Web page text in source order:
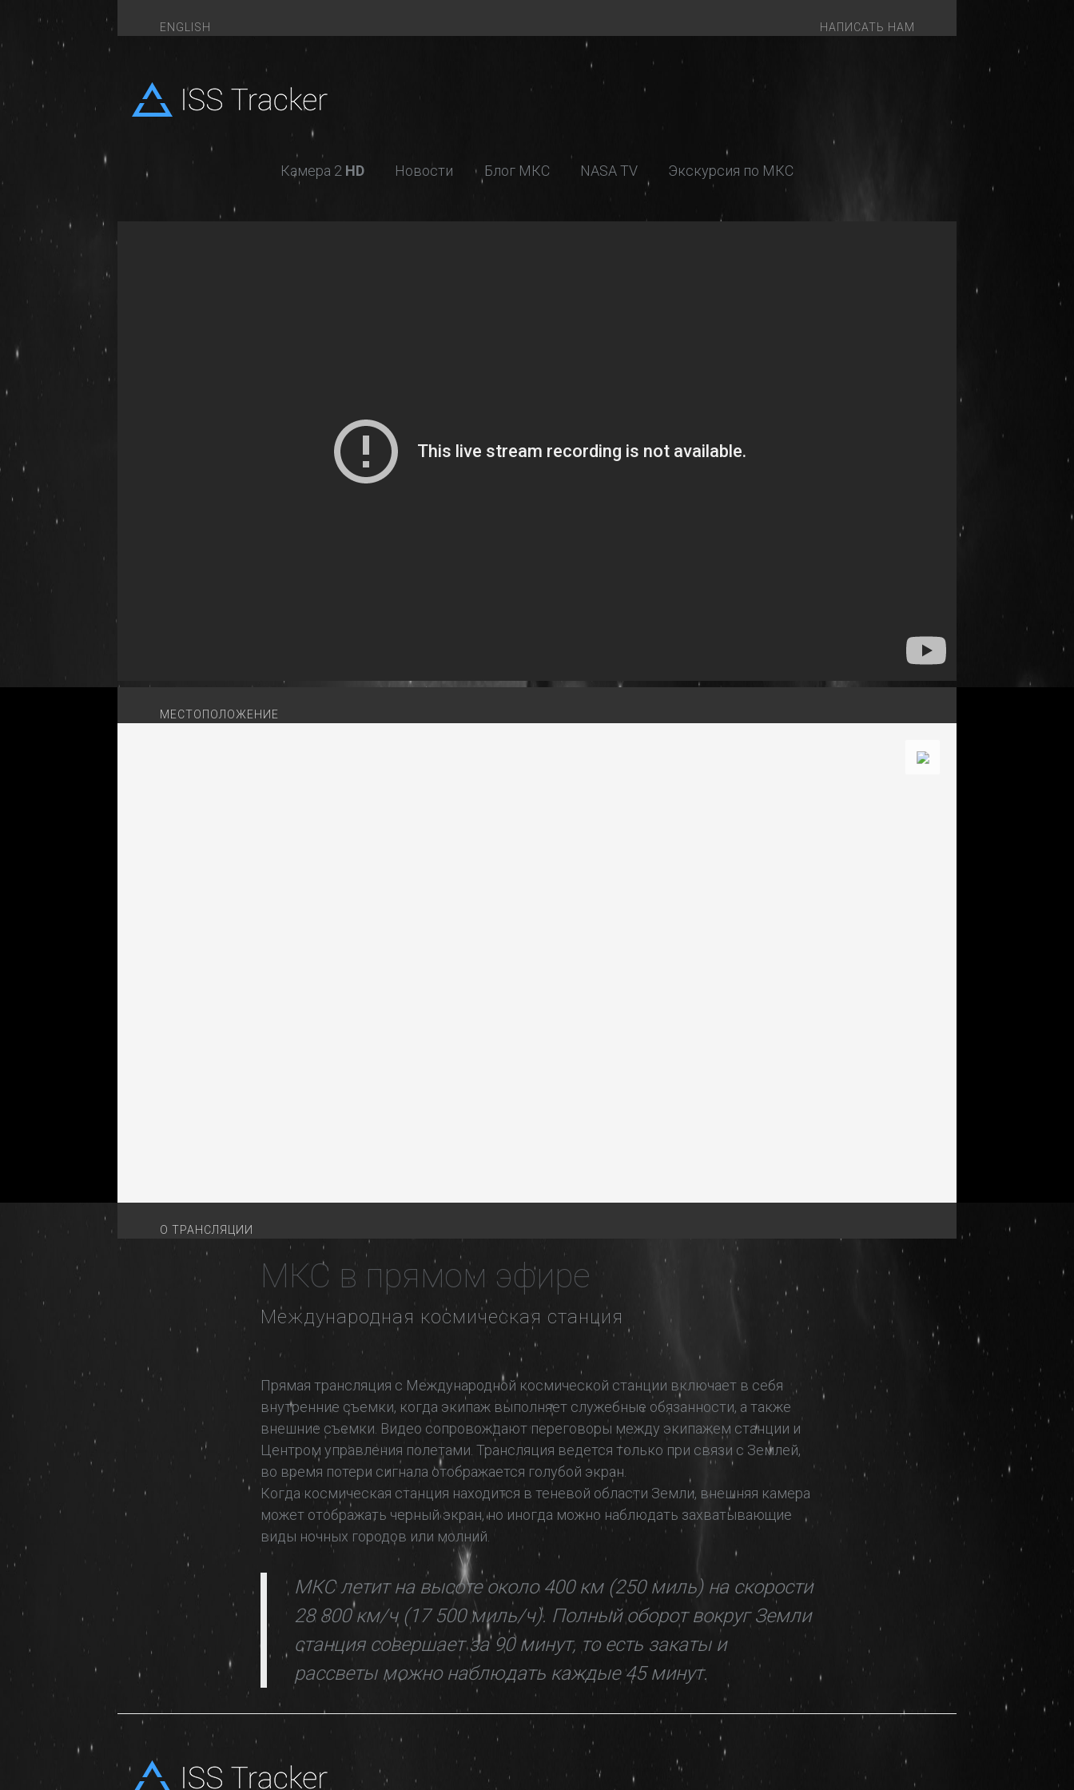
ENGLISH НАПИСАТЬ НАМ
Tracker
Камера 2 HD Новости Блог МКС NASA TV Экскурсия по МКС
МЕСТОПОЛОЖЕНИЕ
О ТРАНСЛЯЦИИ
МКС в прямом эфире
Международная космическая станция
Прямая трансляция с Международной космической станции включает в себя
внутренние съемки, когда экипаж выполняет служебные обязанности, а также
внешние съемки. Видео сопровождают переговоры между экипажем станции и
Центром управления полетами. Трансляция ведется только при связи с Землей,
во время потери сигнала отображается голубой экран.
Когда космическая станция находится в теневой области Земли, внешняя камера
может отображать черный экран, но иногда можно наблюдать захватывающие
виды ночных городов или молний.
МКС летит на высоте около 400 км (250 миль) на скорости
28 800 км/ч (17 500 миль/ч). Полный оборот вокруг Земли
станция совершает за 90 минут, то есть закаты и
рассветы можно наблюдать каждые 45 минут.
-